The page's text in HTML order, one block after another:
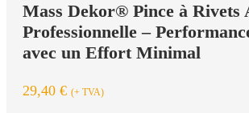
Mass Dekor® Pince à Rivets
Professionnelle –
avec un Effort Minimal
29,40 € (+ TVA)